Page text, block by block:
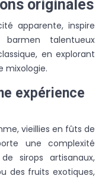
originales
apparente, inspire
talentueux
en explorant
mixologie.
expérience
vieillies en fûts de
une complexité
sirops artisanaux,
des fruits exotiques,